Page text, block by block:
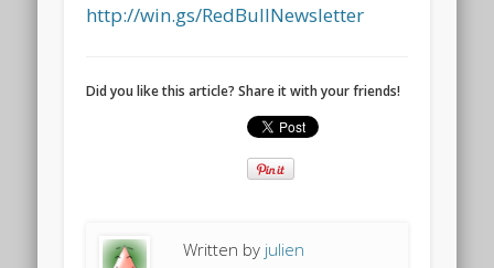
http://win.gs/RedBullNewsletter
Did you like this article? Share it with your friends!
Written by julien